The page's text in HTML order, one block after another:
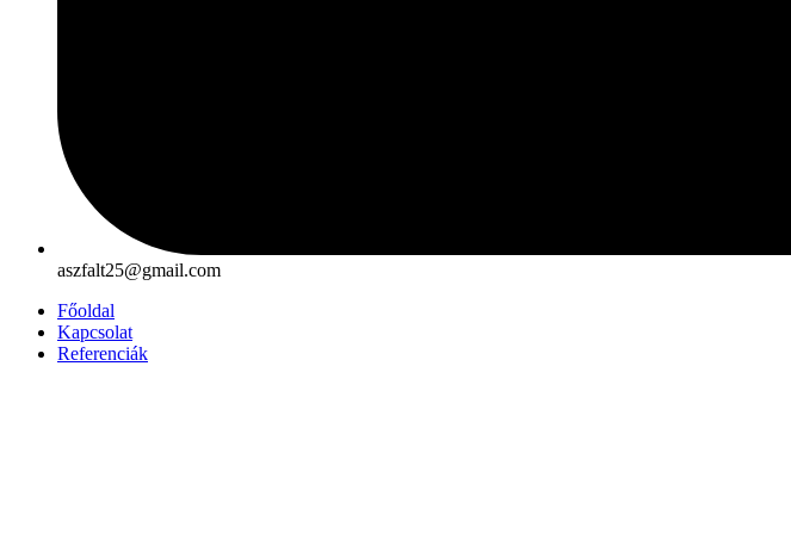
aszfalt25@gmail.com
Főoldal
Kapcsolat
Referenciák